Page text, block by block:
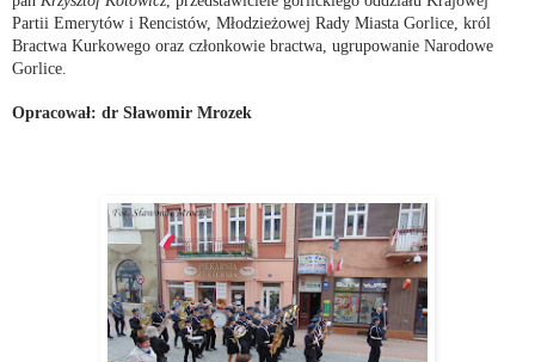
Partii Emerytów i Rencistów, Młodzieżowej Rady Miasta Gorlice, król
Bractwa Kurkowego oraz członkowie bractwa, ugrupowanie Narodowe
Gorlice.
Opracował: dr Sławomir Mrozek